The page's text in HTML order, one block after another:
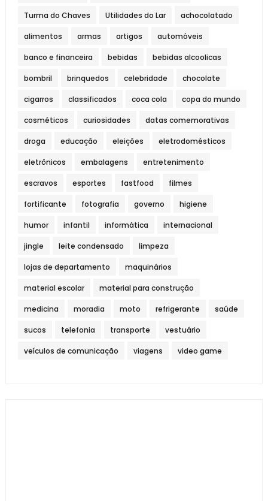
Turma do Chaves Utilidades do Lar achocolatado
alimentos armas artigos automóveis
banco e financeira bebidas bebidas alcoolicas
bombril brinquedos celebridade chocolate
cigarros classificados coca cola copa do mundo
cosméticos curiosidades datas comemorativas
droga educação eleições eletrodomésticos
eletrônicos embalagens entretenimento
escravos esportes fastfood filmes
fortificante fotografia governo higiene
humor infantil informática internacional
jingle leite condensado limpeza
lojas de departamento maquinários
material escolar material para construção
medicina moradia moto refrigerante saúde
sucos telefonia transporte vestuário
veículos de comunicação viagens video game